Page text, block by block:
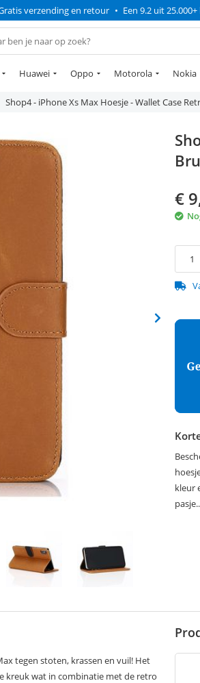
verzending en retour • Een 9.2 uit
Huawei Oppo Motorola Nokia
Shop4 - iPhone Xs Max Hoesje - Wallet Case
€
kleur
tegen stoten, krassen en vuil! Het
kreuk wat in combinatie met de retro